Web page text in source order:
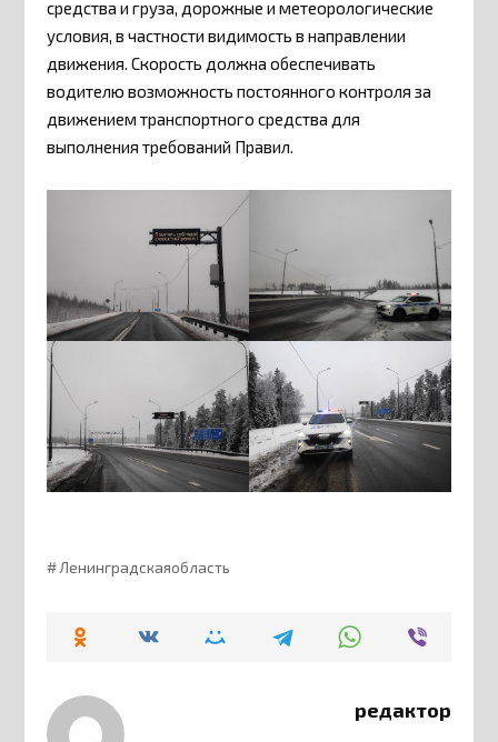
средства и груза, дорожные и метеорологические
условия, в частности видимость в направлении
движения. Скорость должна обеспечивать
водителю возможность постоянного контроля за
движением транспортного средства для
выполнения требований Правил.
Ленинградскаяобласть
редактор